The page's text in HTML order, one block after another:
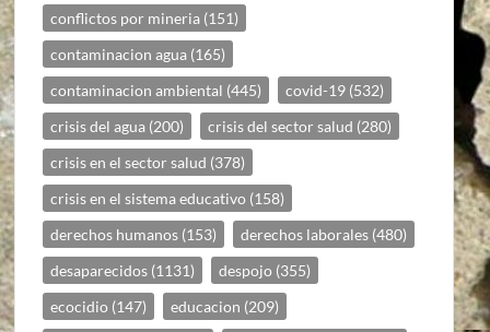
conflictos por mineria (151)
contaminacion agua (165)
contaminacion ambiental (445) covid-19 (532)
crisis del agua (200) crisis del sector salud (280)
crisis en el sector salud (378)
crisis en el sistema educativo (158)
derechos humanos (153) derechos laborales (480)
desaparecidos (1131) despojo (355)
ecocidio (147) educacion (209)